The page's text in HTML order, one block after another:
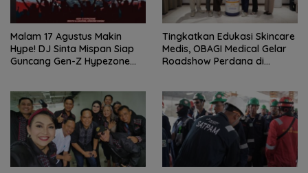
Malam 17 Agustus Makin
Hype! DJ Sinta Mispan Siap
Guncang Gen-Z Hypezone
Tingkatkan Edukasi Skincare
Medis, OBAGI Medical Gelar
Roadshow Perdana di